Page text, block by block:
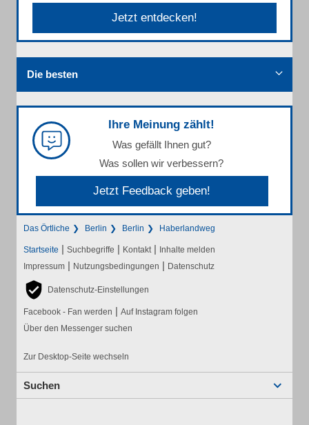
Jetzt entdecken!
Die besten
Ihre Meinung zählt!
Was gefällt Ihnen gut?
Was sollen wir verbessern?
Jetzt Feedback geben!
Das Örtliche Berlin Berlin Haberlandweg
Startseite | Suchbegriffe | Kontakt | Inhalte melden
Impressum | Nutzungsbedingungen | Datenschutz
Datenschutz-Einstellungen
Facebook - Fan werden | Auf Instagram folgen
Über den Messenger suchen
Zur Desktop-Seite wechseln
Suchen